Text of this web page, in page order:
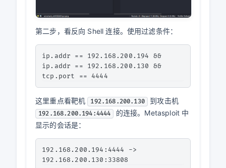
第二步，看反向 Shell 连接。使用过滤条件：
ip.addr == 192.168.200.194 &&
ip.addr == 192.168.200.130 &&
这里重点看靶机 192.168.200.130 到攻击机
192.168.200.194:4444
的连接。Metasploit 中
显示的会话是：
192.168.200.194:4444 ->